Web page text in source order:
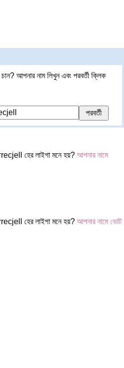
আপনার নাম লিখুন এবং পরবর্তী ক্লিক
হের লাইগা মনে হয়? আপনার নামে
হের লাইগা মনে হয়? আপনার নামে ভোট